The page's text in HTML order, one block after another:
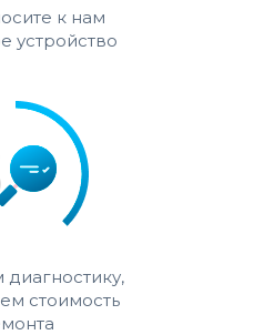
к нам
устройство
стоимость